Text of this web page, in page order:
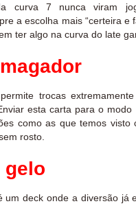
curva 7 nunca viram
a escolha mais “certeira e
ter algo na curva do late
trocas
esta carta para o modo
como as que temos visto
rosto.
gelo
um deck onde a diversão já